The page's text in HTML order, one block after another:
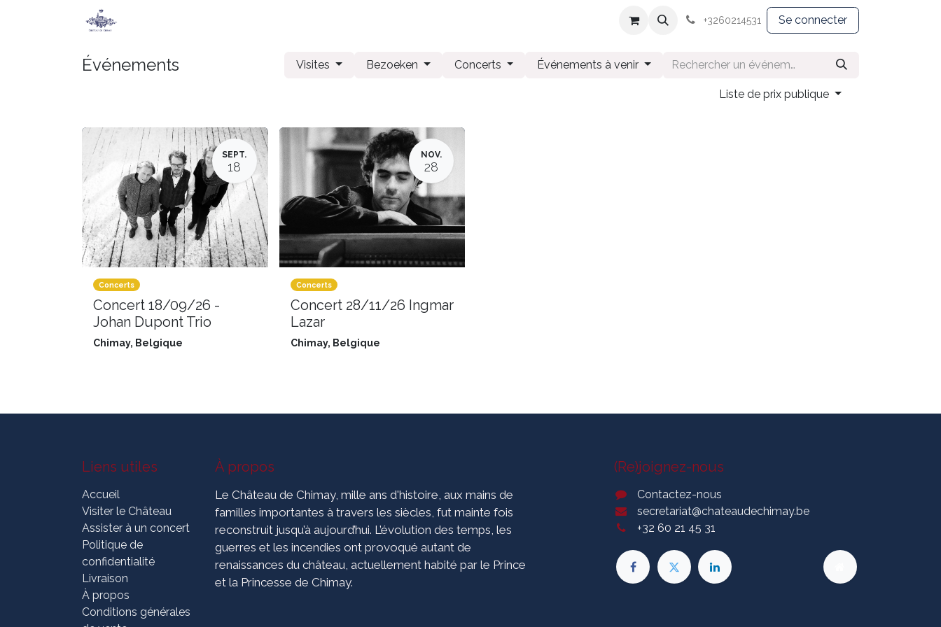
Souvenirs Textile
+3260214531 Se connecter
Événements Visites Bezoeken Concerts Événements à venir
Liste de prix publique
SEPT.
18
Concerts
Concert 18/09/26 -
Johan Dupont Trio
Chimay, Belgique
NOV.
28
Concerts
Concert 28/11/26 Ingmar
Lazar
Chimay, Belgique
Liens utiles
Accueil
Visiter le Château
Assister à un concert
Politique de
confidentialité
Livraison
À propos
Conditions générales
À propos
Le Château de Chimay, mille ans d'histoire, aux mains de
familles importantes à travers les siècles, fut mainte fois
reconstruit jusqu’à aujourd’hui. L’évolution des temps, les
guerres et les incendies ont provoqué autant de
renaissances du château, actuellement habité par le Prince
et la Princesse de Chimay.
(Re)joignez-nous
Contactez-nous
secretariat@chateaudechimay.be
+32 60 21 45 31